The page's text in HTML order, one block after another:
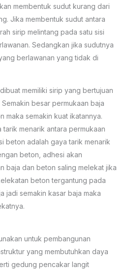
membentuk sudut kurang dari
Jika membentuk sudut antara
sirip melintang pada satu sisi
Sedangkan jika sudutnya
berlawanan yang tidak di
memiliki sirip yang bertujuan
besar permukaan baja
maka semakin kuat ikatannya.
menarik antara permukaan
beton adalah gaya tarik menarik
beton, adhesi akan
baja dan beton saling melekat jika
beton tergantung pada
jadi semakin kasar baja maka
untuk pembangunan
yang membutuhkan daya
gedung pencakar langit